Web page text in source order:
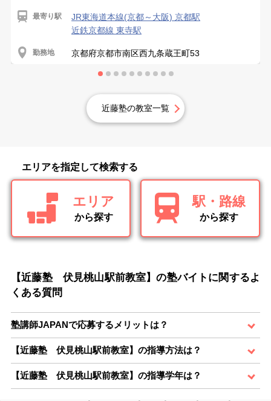
最寄り駅
JR東海道本線(京都～大阪) 京都駅
近鉄京都線 東寺駅
勤務地 京都府京都市南区西九条蔵王町53
近藤塾の教室一覧
エリアを指定して検索する
エリア
から探す
駅・路線
から探す
【近藤塾 伏見桃山駅前教室】の塾バイトに関するよ
くある質問
塾講師JAPANで応募するメリットは？
【近藤塾 伏見桃山駅前教室】の指導方法は？
【近藤塾 伏見桃山駅前教室】の指導学年は？